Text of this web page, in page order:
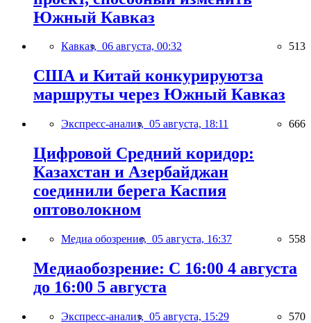
Южный Кавказ
Кавказ, 06 августа, 00:32 513
США и Китай конкурируютза
маршруты через Южный Кавказ
Экспресс-анализ, 05 августа, 18:11 666
Цифровой Средний коридор:
Казахстан и Азербайджан
соединили берега Каспия
оптоволокном
Медиа обозрение, 05 августа, 16:37 558
Медиаобозрение: С 16:00 4 августа
до 16:00 5 августа
Экспресс-анализ, 05 августа, 15:29 570